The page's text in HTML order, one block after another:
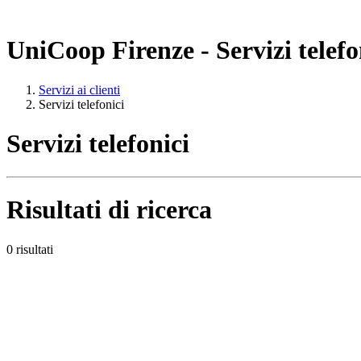
UniCoop Firenze - Servizi
Servizi ai clienti
Servizi telefonici
Servizi telefonici
Risultati di ricerca
0 risultati